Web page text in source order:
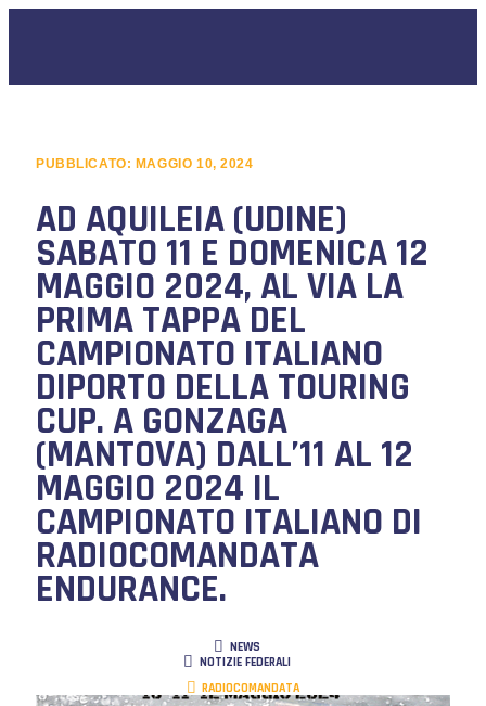
PUBBLICATO: MAGGIO 10, 2024
AD AQUILEIA (UDINE)
SABATO 11 E DOMENICA 12
MAGGIO 2024, AL VIA LA
PRIMA TAPPA DEL
CAMPIONATO ITALIANO
DIPORTO DELLA TOURING
CUP. A GONZAGA
(MANTOVA) DALL’11 AL 12
MAGGIO 2024 IL
CAMPIONATO ITALIANO DI
RADIOCOMANDATA
ENDURANCE.
NEWS
NOTIZIE FEDERALI
RADIOCOMANDATA